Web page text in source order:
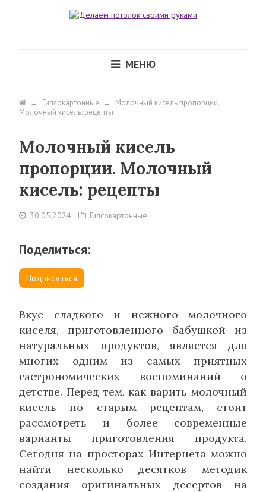
МЕНЮ
→ Гипсокартонные →
Молочный кисель пропорции.
Молочный кисель: рецепты
Молочный кисель
пропорции. Молочный
кисель: рецепты
30.05.2024 Гипсокартонные
Поделиться:
Подписаться
Вкус сладкого и нежного молочного
киселя, приготовленного бабушкой из
натуральных продуктов, является для
многих одним из самых приятных
гастрономических воспоминаний о
детстве. Перед тем, как варить молочный
кисель по старым рецептам, стоит
рассмотреть и более современные
варианты приготовления продукта.
Сегодня на просторах Интернета можно
найти несколько десятков методик
создания оригинальных десертов на